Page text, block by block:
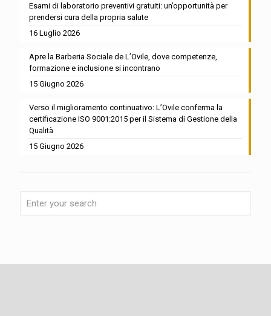
Esami di laboratorio preventivi gratuiti: un’opportunità per
prendersi cura della propria salute
16 Luglio 2026
Apre la Barberia Sociale de L’Ovile, dove competenze,
formazione e inclusione si incontrano
15 Giugno 2026
Verso il miglioramento continuativo: L’Ovile conferma la
certificazione ISO 9001:2015 per il Sistema di Gestione della
Qualità
15 Giugno 2026